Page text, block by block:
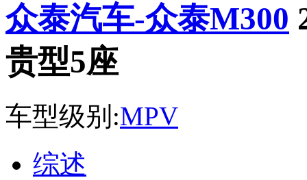
众泰汽车-众泰M300
贵型5座
车型级别:MPV
综述